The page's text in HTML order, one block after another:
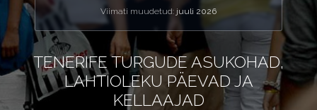
Viimati muudetud: juuli 2026
TENERIFE TURGUDE ASUKOHAD,
LAHTIOLEKU PÄEVAD JA
KELLAAJAD